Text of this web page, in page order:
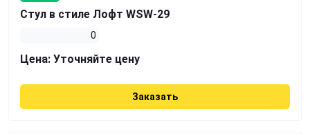
Стул в стиле Лофт WSW-29
0
Цена: Уточняйте цену
Заказать